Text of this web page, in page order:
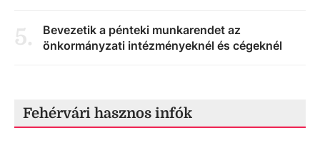
5.
Bevezetik a pénteki munkarendet az
önkormányzati intézményeknél és cégeknél
Fehérvári hasznos infók